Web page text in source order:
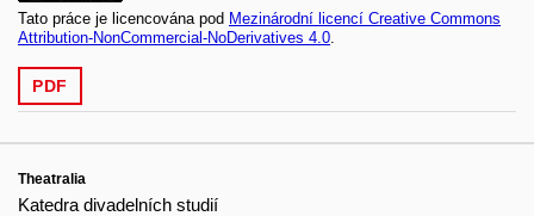
Tato práce je licencována pod Mezinárodní licencí Creative Commons
Attribution-NonCommercial-NoDerivatives 4.0
PDF
Theatralia
Katedra divadelních studií